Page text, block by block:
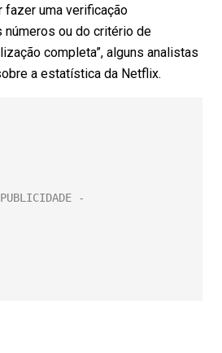
fazer uma verificação
ou do critério de
completa”, alguns analistas
a estatística da Netflix.